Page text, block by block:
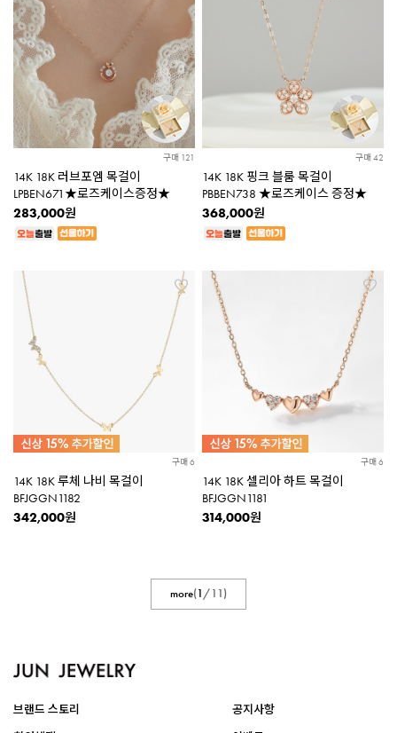
구매 121
14K 18K 러브포엠 목걸이
LPBEN671★로즈케이스증정★
283,000원
구매 42
14K 18K 핑크 블룸 목걸이
PBBEN738 ★로즈케이스 증정★
368,000원
구매 6
14K 18K 루체 나비 목걸이
BFJGGN1182
342,000원
구매 6
14K 18K 셀리아 하트 목걸이
BFJGGN1181
314,000원
more(1/11)
브랜드 스토리
공지사항